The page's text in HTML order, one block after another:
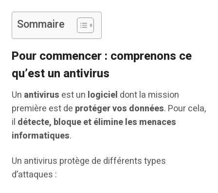
Sommaire
Pour commencer : comprenons ce
qu’est un antivirus
Un antivirus est un logiciel dont la mission
première est de protéger vos données. Pour cela,
il détecte, bloque et élimine les menaces
informatiques.
Un antivirus protège de différents types
d’attaques :